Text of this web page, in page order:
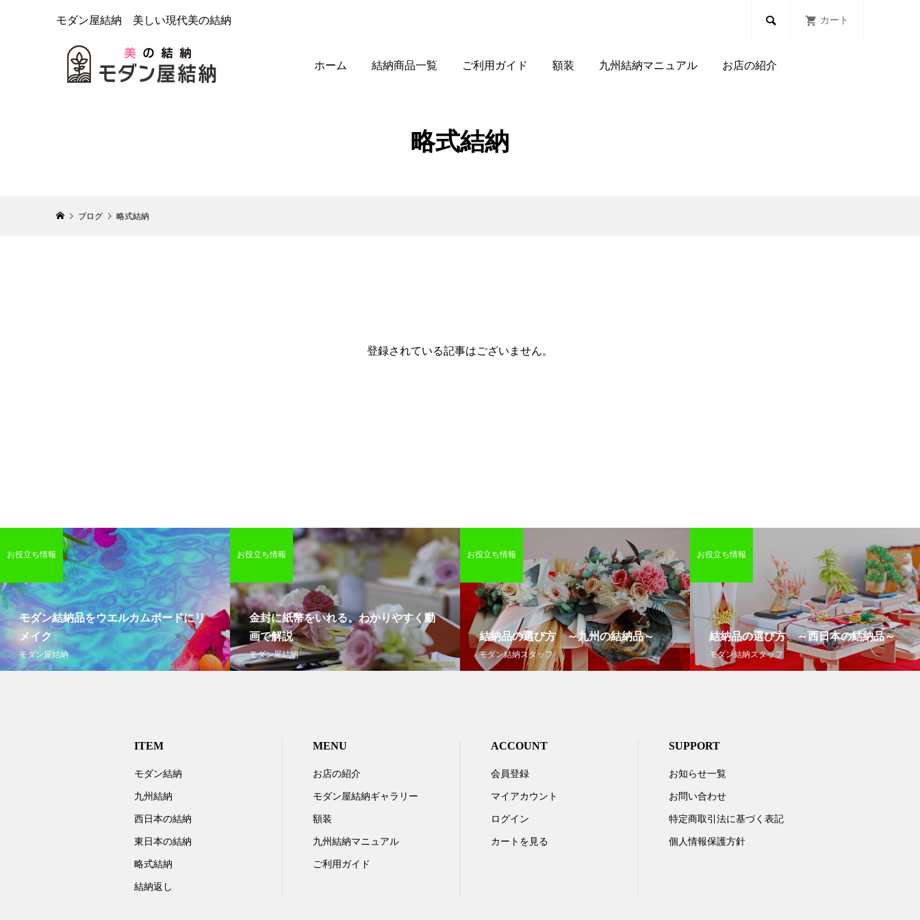
モダン屋結納 美しい現代美の結納  カート
ホーム 結納商品一覧 ご利用ガイド 額装 九州結納マニュアル お店の紹介
略式結納
ブログ 略式結納
登録されている記事はございません。
モダン結納品をウエルカムボードにリ
メイク
モダン屋結納
お役立ち情報
金封に紙幣をいれる。わかりやすく動
画で解説
モダン屋結納
お役立ち情報
結納品の選び方 ～九州の結納品～
モダン結納スタッフ
お役立ち情報
結納品の選び方 ～西日本の結納品～
モダン結納スタッフ
お役立ち情報
ITEM
モダン結納
九州結納
西日本の結納
東日本の結納
略式結納
結納返し
MENU
お店の紹介
モダン屋結納ギャラリー
額装
九州結納マニュアル
ご利用ガイド
ACCOUNT
会員登録
マイアカウント
ログイン
カートを見る
SUPPORT
お知らせ一覧
お問い合わせ
特定商取引法に基づく表記
個人情報保護方針